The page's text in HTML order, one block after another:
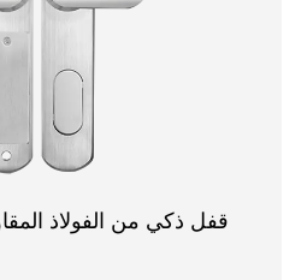
قفل ذكي من الفولاذ